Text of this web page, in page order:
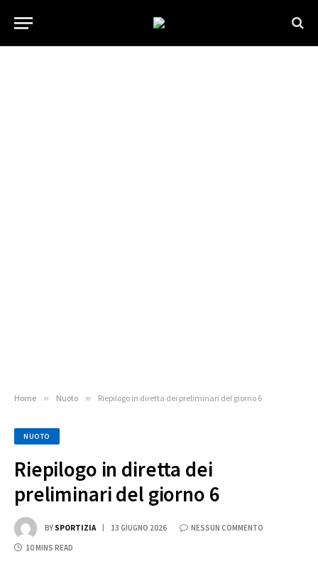
Home » Nuoto » Riepilogo in diretta dei preliminari del giorno 6
NUOTO
Riepilogo in diretta dei
preliminari del giorno 6
BY SPORTIZIA 13 GIUGNO 2026 NESSUN COMMENTO
10 MINS READ